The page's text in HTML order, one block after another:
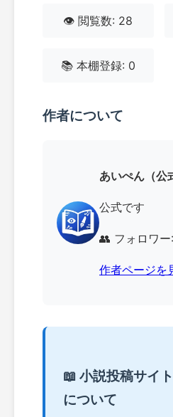
👁️ 閲覧数: 28
📚 本棚登録: 0
作者について
あいぺん（公
公式です
👥 フォロワ
作者ページを
📖 小説投稿サイ
について